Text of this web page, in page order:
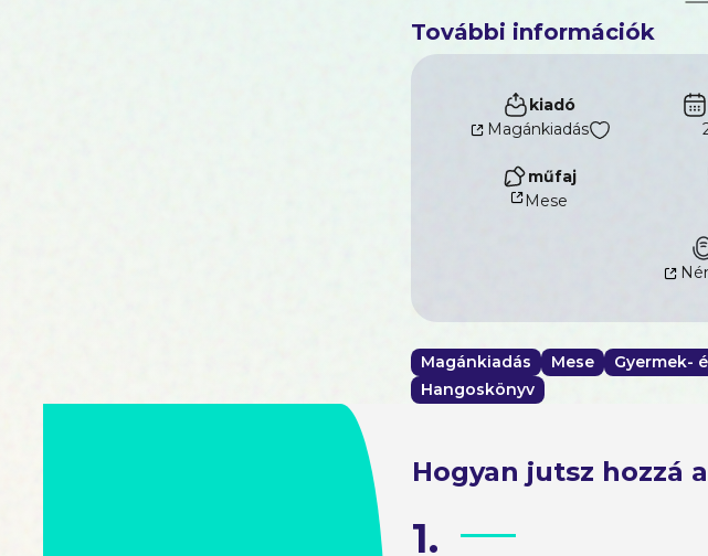
jutott piros csomag Matyinak,
házhoz? Németh Kriszta
magunkat a Mikulás házába, velük
További információk
kiadó
Magánkiadás
műfaj
Mese
Magánkiadás Mese Gyermek-
Hangoskönyv
Hogyan jutsz hozzá
1.